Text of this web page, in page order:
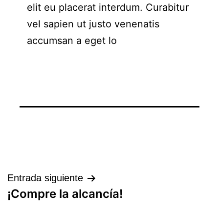
elit eu placerat interdum. Curabitur
vel sapien ut justo venenatis
accumsan a eget lo
Navegación
de
Entrada siguiente
¡Compre la alcancía!